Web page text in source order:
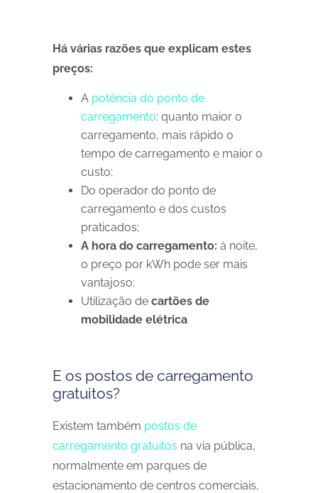
Há várias razões que explicam estes
preços:
A potência do ponto de
carregamento: quanto maior o
carregamento, mais rápido o
tempo de carregamento e maior o
custo;
Do operador do ponto de
carregamento e dos custos
praticados;
A hora do carregamento: à noite,
o preço por kWh pode ser mais
vantajoso;
Utilização de cartões de
mobilidade elétrica
E os postos de carregamento
gratuitos?
Existem também postos de
carregamento gratuitos na via pública,
normalmente em parques de
estacionamento de centros comerciais,